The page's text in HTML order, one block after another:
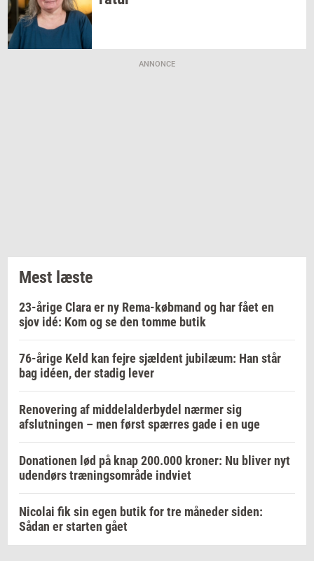
ANNONCE
Mest læste
23-årige Clara er ny Rema-købmand og har fået en
sjov idé: Kom og se den tomme butik
76-årige Keld kan fejre sjældent jubilæum: Han står
bag idéen, der stadig lever
Renovering af middelalderbydel nærmer sig
afslutningen – men først spærres gade i en uge
Donationen lød på knap 200.000 kroner: Nu bliver nyt
udendørs træningsområde indviet
Nicolai fik sin egen butik for tre måneder siden:
Sådan er starten gået